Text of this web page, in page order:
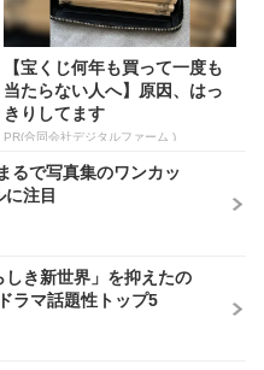
【宝くじ何年も買って一度も
当たらない人へ】原因、はっ
きりしてます
PR(合同会社デジタルファーム )
るで写真集のワンカッ
に注目
き新世界」を抑えたの
ラマ話題性トップ5